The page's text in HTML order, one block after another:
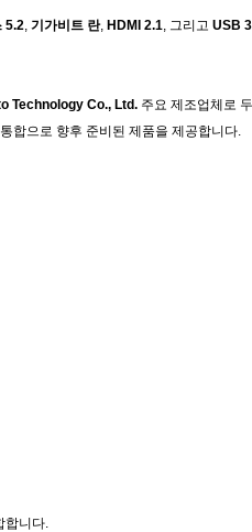
5.2 기가비트 란, HDMI 2.1 , 그리고 USB
Technology Co., Ltd. 주요 제조업체로
합으로 향후 준비된 제품을 제공합니다.
니다.